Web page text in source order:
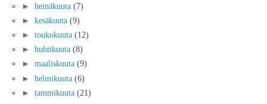
► heinäkuuta (7)
► kesäkuuta (9)
► toukokuuta (12)
► huhtikuuta (8)
► maaliskuuta (9)
► helmikuuta (6)
► tammikuuta (21)